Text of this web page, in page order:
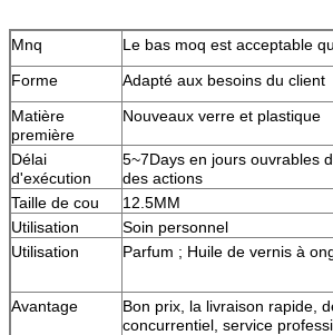
Mnq
Le bas moq est acceptable
Forme
Adapté aux besoins du client
Matière
première
Nouveaux verre et plastique
Délai
d'exécution
5~7Days en jours ouvrables
des actions
Taille de cou
12.5MM
Utilisation
Soin personnel
Utilisation
Parfum ; Huile de vernis à
Avantage
Bon prix, la livraison rapide,
concurrentiel, service